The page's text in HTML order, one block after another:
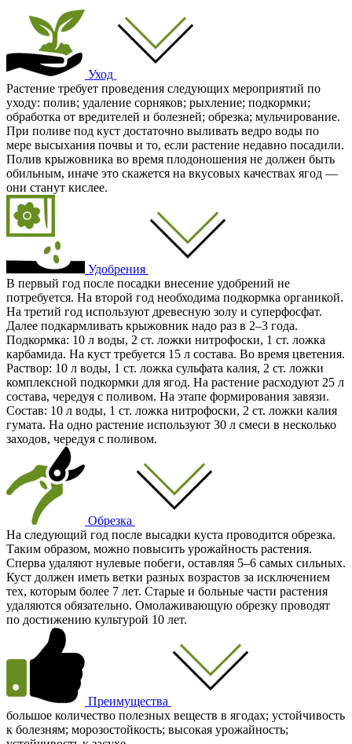
Уход
Растение требует проведения следующих мероприятий по
уходу: полив; удаление сорняков; рыхление; подкормки;
обработка от вредителей и болезней; обрезка; мульчирование.
При поливе под куст достаточно выливать ведро воды по
мере высыхания почвы и то, если растение недавно посадили.
Полив крыжовника во время плодоношения не должен быть
обильным, иначе это скажется на вкусовых качествах ягод —
они станут кислее.
Удобрения
В первый год после посадки внесение удобрений не
потребуется. На второй год необходима подкормка органикой.
На третий год используют древесную золу и суперфосфат.
Далее подкармливать крыжовник надо раз в 2–3 года.
Подкормка: 10 л воды, 2 ст. ложки нитрофоски, 1 ст. ложка
карбамида. На куст требуется 15 л состава. Во время цветения.
Раствор: 10 л воды, 1 ст. ложка сульфата калия, 2 ст. ложки
комплексной подкормки для ягод. На растение расходуют 25 л
состава, чередуя с поливом. На этапе формирования завязи.
Состав: 10 л воды, 1 ст. ложка нитрофоски, 2 ст. ложки калия
гумата. На одно растение используют 30 л смеси в несколько
заходов, чередуя с поливом.
Обрезка
На следующий год после высадки куста проводится обрезка.
Таким образом, можно повысить урожайность растения.
Сперва удаляют нулевые побеги, оставляя 5–6 самых сильных.
Куст должен иметь ветки разных возрастов за исключением
тех, которым более 7 лет. Старые и больные части растения
удаляются обязательно. Омолаживающую обрезку проводят
по достижению культурой 10 лет.
Преимущества
большое количество полезных веществ в ягодах; устойчивость
к болезням; морозостойкость; высокая урожайность;